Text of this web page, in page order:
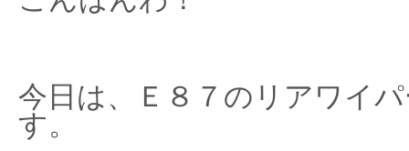
今日は、Ｅ８７のリアワイ
す。